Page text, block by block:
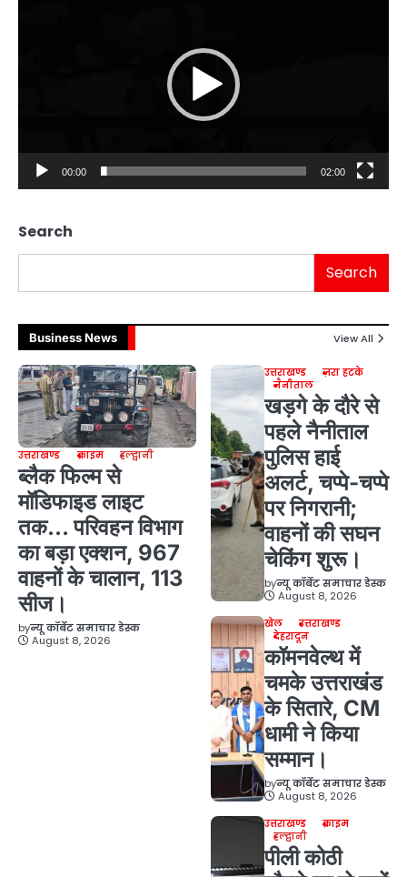
00:00 02:00
Search
Search
Business News View All
उत्तराखण्ड क्राइम हल्द्वानी
ब्लैक फिल्म से
मॉडिफाइड लाइट
तक… परिवहन विभाग
का बड़ा एक्शन, 967
वाहनों के चालान, 113
सीज।
byन्यू कॉर्बेट समाचार डेस्क
August 8, 2026
उत्तराखण्ड
ज़रा हटके
नैनीताल
खड़गे के दौरे से
पहले नैनीताल
पुलिस हाई
अलर्ट, चप्पे-चप्पे
पर निगरानी;
वाहनों की सघन
चेकिंग शुरू।
byन्यू कॉर्बेट समाचार डेस्क
August 8, 2026
खेल
उत्तराखण्ड
देहरादून
कॉमनवेल्थ में
चमके उत्तराखंड
के सितारे, CM
धामी ने किया
सम्मान।
byन्यू कॉर्बेट समाचार डेस्क
August 8, 2026
उत्तराखण्ड
क्राइम
हल्द्वानी
पीली कोठी